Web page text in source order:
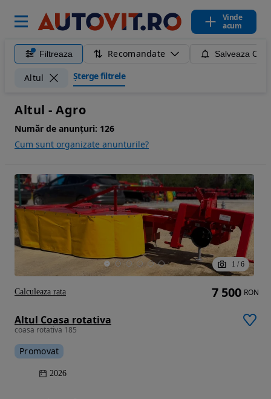
Vinde
acum
Filtreaza Recomandate Salveaza
Altul Șterge filtrele
Altul - Agro
Număr de anunțuri: 126
Cum sunt organizate anunturile?
1 / 6
Altul Coasa rotativa
coasa rotativa 185
Promovat
2026
7 500 RON
Calculeaza rata